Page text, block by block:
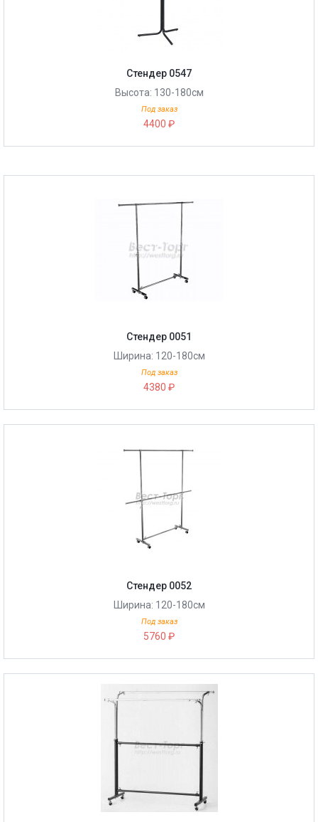
Стендер 0547
Высота: 130-180см
Под заказ
4400 ₽
Стендер 0051
Ширина: 120-180см
Под заказ
4380 ₽
Стендер 0052
Ширина: 120-180см
Под заказ
5760 ₽